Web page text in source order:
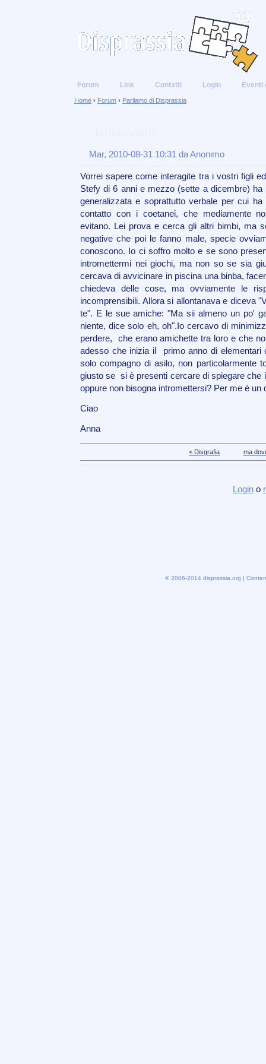
Forum Link Contatti Login Eventi
Home › Forum › Parliamo di Disprassia
Mar, 2010-08-31 10:31 da Anonimo
Vorrei sapere come interagite tra i vostri figli
Stefy di 6 anni e mezzo (sette a dicembre)
generalizzata e soprattutto verbale per cui
contatto con i coetanei, che mediamente
evitano. Lei prova e cerca gli altri bimbi, ma
negative che poi le fanno male, specie
conoscono. Io ci soffro molto e se sono
intromettermi nei giochi, ma non so se sia
cercava di avvicinare in piscina una binba,
chiedeva delle cose, ma ovviamente le
incomprensibili. Allora si allontanava e diceva
te". E le sue amiche: "Ma sii almeno un po'
niente, dice solo eh, oh".Io cercavo di
perdere, che erano amichette tra loro e che
adesso che inizia il primo anno di elementari
solo compagno di asilo, non particolarmente
giusto se si è presenti cercare di spiegare che
oppure non bisogna intromettersi? Per me è un
Ciao
Anna
< Disgrafia ma
Login o
© 2006-2014 disprassia.org |